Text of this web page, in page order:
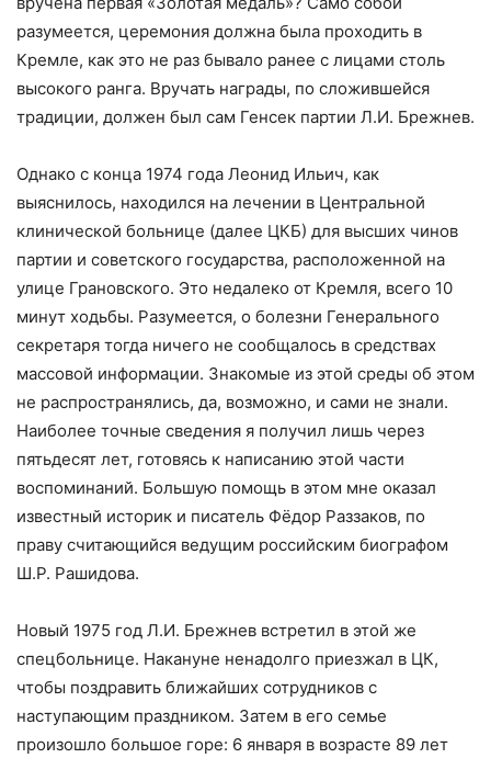
разумеется, церемония должна была проходить в
Кремле, как это не раз бывало ранее с лицами столь
высокого ранга. Вручать награды, по сложившейся
традиции, должен был сам Генсек партии Л.И. Брежнев.
Однако с конца 1974 года Леонид Ильич, как
выяснилось, находился на лечении в Центральной
клинической больнице (далее ЦКБ) для высших чинов
партии и советского государства, расположенной на
улице Грановского. Это недалеко от Кремля, всего 10
минут ходьбы. Разумеется, о болезни Генерального
секретаря тогда ничего не сообщалось в средствах
массовой информации. Знакомые из этой среды об этом
не распространялись, да, возможно, и сами не знали.
Наиболее точные сведения я получил лишь через
пятьдесят лет, готовясь к написанию этой части
воспоминаний. Большую помощь в этом мне оказал
известный историк и писатель Фёдор Раззаков, по
праву считающийся ведущим российским биографом
Ш.Р. Рашидова.
Новый 1975 год Л.И. Брежнев встретил в этой же
спецбольнице. Накануне ненадолго приезжал в ЦК,
чтобы поздравить ближайших сотрудников с
наступающим праздником. Затем в его семье
произошло большое горе: 6 января в возрасте 89 лет